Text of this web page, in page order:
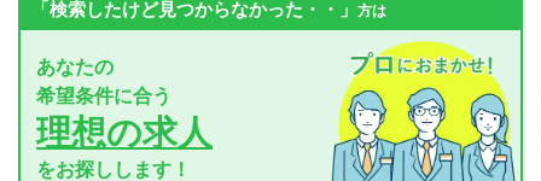
「検索したけど見つからなかった・・」 方は
あなたの
希望条件に合う
理想の求人
をお探しします！